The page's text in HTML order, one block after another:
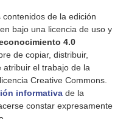
de la edición
bajo una licencia de uso y
4.0
de copiar, distribuir,
el trabajo de la
Creative Commons.
informativa de la
constar expresamente